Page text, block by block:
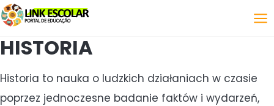
Połączyć
HISTORIA
Historia to nauka o ludzkich działaniach w czasie
poprzez jednoczesne badanie faktów i wydarzeń,